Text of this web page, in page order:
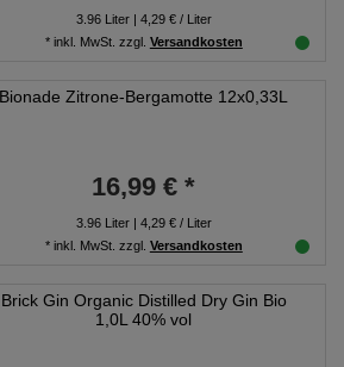
3.96Liter| 4,29 € / Liter
* inkl. MwSt. zzgl. Versandkosten
Bionade Zitrone-Bergamotte 12x0,33L
16,99 € *
3.96Liter| 4,29 € / Liter
* inkl. MwSt. zzgl. Versandkosten
Brick Gin Organic Distilled Dry Gin Bio
1,0L 40% vol